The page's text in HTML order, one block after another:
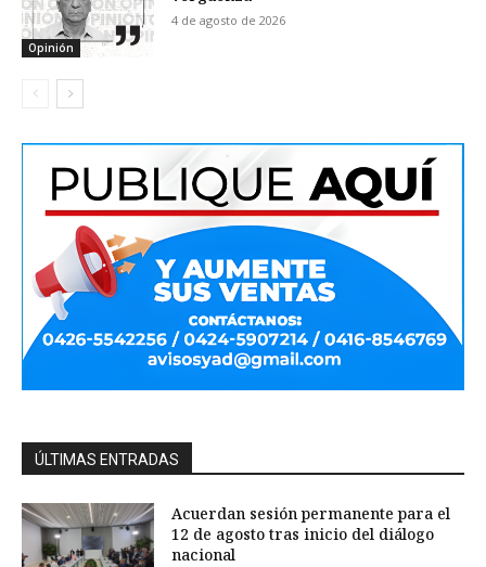
Opinión
4 de agosto de 2026
ÚLTIMAS ENTRADAS
Acuerdan sesión permanente para el
12 de agosto tras inicio del diálogo
nacional